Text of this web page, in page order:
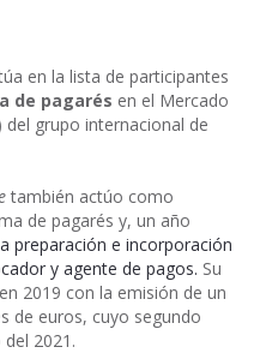
en la lista de participantes
de pagarés en el Mercado
del grupo internacional de
también actúo como
de pagarés y, un año
preparación e incorporación
y agente de pagos. Su
2019 con la emisión de un
de euros, cuyo segundo
2021.